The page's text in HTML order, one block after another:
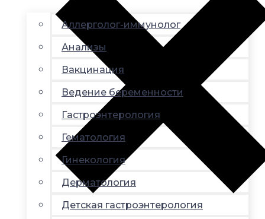
Аллерголог-иммунолог
Анализы
Вакцинация
Ведение беременности
Гастроэнтерология
Гематология
Гинекология
Дерматология
Детская гастроэнтерология